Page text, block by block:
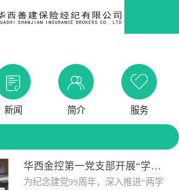
新闻 简介 服务
华西金控第一党支部开展“学党史 知党情 做合格党员”主题教育工作会
为纪念建党99周年，深入推进“两学